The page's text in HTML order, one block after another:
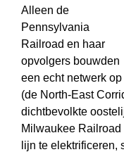
Alleen de
Pennsylvania
Railroad en haar
opvolgers bouwden
een echt netwerk op
(de North-East
dichtbevolkte
Milwaukee
lijn te elektrificeren,